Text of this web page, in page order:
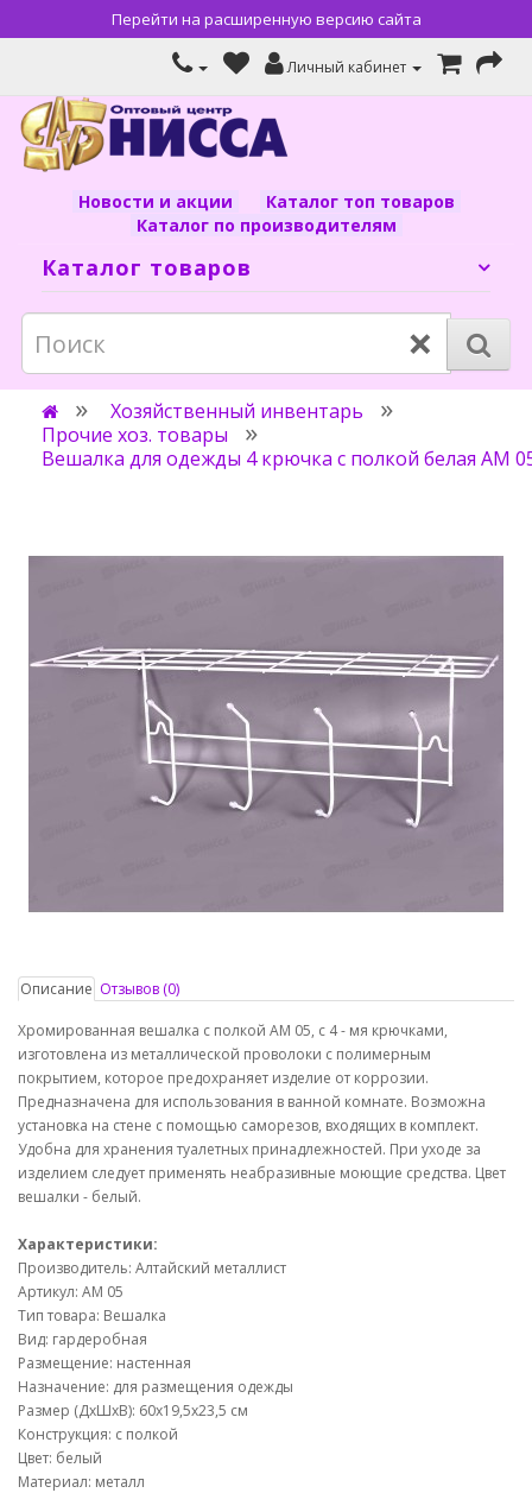
Перейти на расширенную версию сайта
Личный кабинет
Новости и акции
Каталог топ товаров
Каталог по производителям
Каталог товаров
×
Хозяйственный инвентарь
Прочие хоз. товары
Вешалка для одежды 4 крючка с полкой белая АМ
Описание Отзывов (0)
Хромированная вешалка с полкой АМ 05, с 4 - мя крючками,
изготовлена из металлической проволоки с полимерным
покрытием, которое предохраняет изделие от коррозии.
Предназначена для использования в ванной комнате. Возможна
установка на стене с помощью саморезов, входящих в комплект.
Удобна для хранения туалетных принадлежностей. При уходе за
изделием следует применять неабразивные моющие средства. Цвет
вешалки - белый.
Характеристики:
Производитель: Алтайский металлист
Артикул: АМ 05
Тип товара: Вешалка
Вид: гардеробная
Размещение: настенная
Назначение: для размещения одежды
Размер (ДхШхВ): 60х19,5х23,5 см
Конструкция: с полкой
Цвет: белый
Материал: металл